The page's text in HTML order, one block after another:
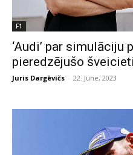
F1
‘Audi’ par simulāciju
pieredzējušo
Juris Dargēvičs - 22. June, 2023